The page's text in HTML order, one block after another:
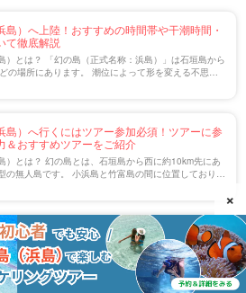
島）へ上陸！おすすめの時間帯や干潮時間・
て徹底解説
）とは？ 「幻の島（正式名称：浜島）」は石垣島から
の場所にあります。 潮位によって形を変える不思議
島）へ行くにはツアー参加必須！ツアーに参
＆おすすめツアーをご紹介
）とは？ 幻の島とは、石垣島から西に約10km先にあ
の無人島です。 小浜島と竹富島の間に位置しており、
島（浜島）でシュノーケリング＆ダイビング
力とおすすめツアーをご紹介
（浜島）』は シュノーケリング＆ダイビングの楽園！
クセスできる『幻の島』は、透明度抜群の海と豊かな
きる絶景スポットです。 シュノーケリングやダイビン
×